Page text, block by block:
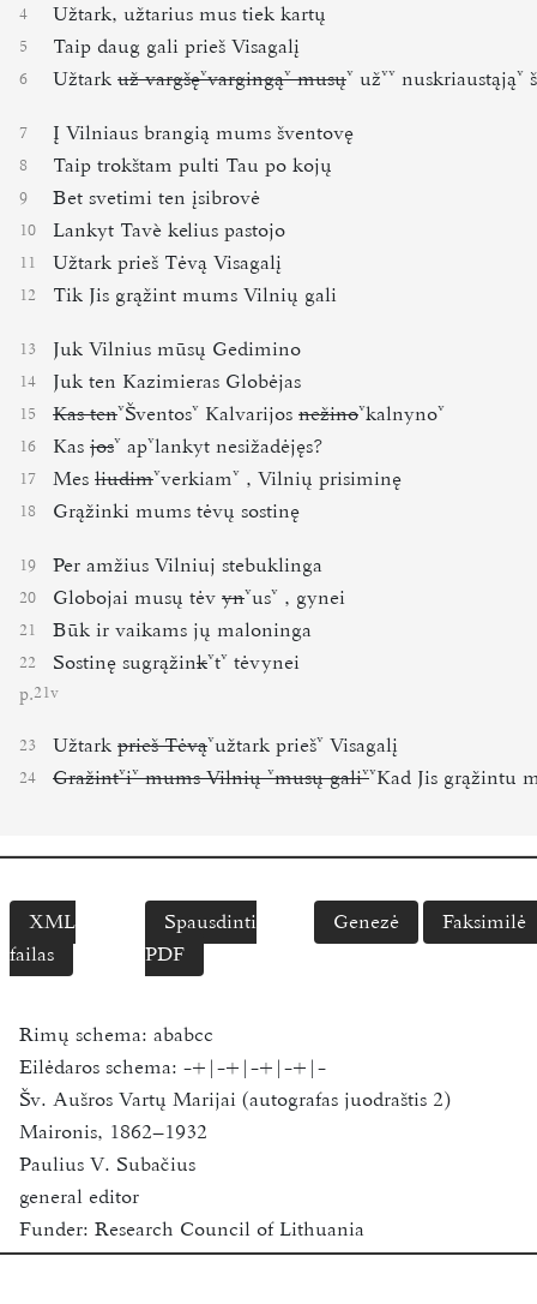
4 Užtark, užtarius mus tiek kartų
5 Taip daug gali prieš Visagalį
6 Užtark už vargšę vargingą musų už nuskriaustąją
7 Į Vilniaus brangią mums šventovę
8 Taip trokštam pulti Tau po kojų
9 Bet svetimi ten įsibrovė
10 Lankyt Tavè kelius pastojo
11 Užtark prieš Tėvą Visagalį
12 Tik Jis grąžint mums Vilnių gali
13 Juk Vilnius mūsų Gedimino
14 Juk ten Kazimieras Globėjas
15 Kas ten Šventos Kalvarijos nežino kalnyno
16 Kas jos ap lankyt nesižadėjęs?
17 Mes liudim verkiam , Vilnių prisiminę
18 Grąžinki mums tėvų sostinę
19 Per amžius Vilniuj stebuklinga
20 Globojai musų tėv yn us , gynei
21 Būk ir vaikams jų maloninga
22 Sostinę sugrąžink t tėvynei
p.21v
23 Užtark prieš Tėvą užtark prieš Visagalį
24 Gražint i mumsVilnių musųgali Kad Jis grąžintu
XML
failas
Spausdinti
PDF
Genezė Faksimilė
Rimų schema: ababcc
Eilėdaros schema: -+|-+|-+|-+|-
Šv. Aušros Vartų Marijai (autografas juodraštis 2)
Maironis, 1862–1932
Paulius V. Subačius
general editor
Funder: Research Council of Lithuania
Vilnius University